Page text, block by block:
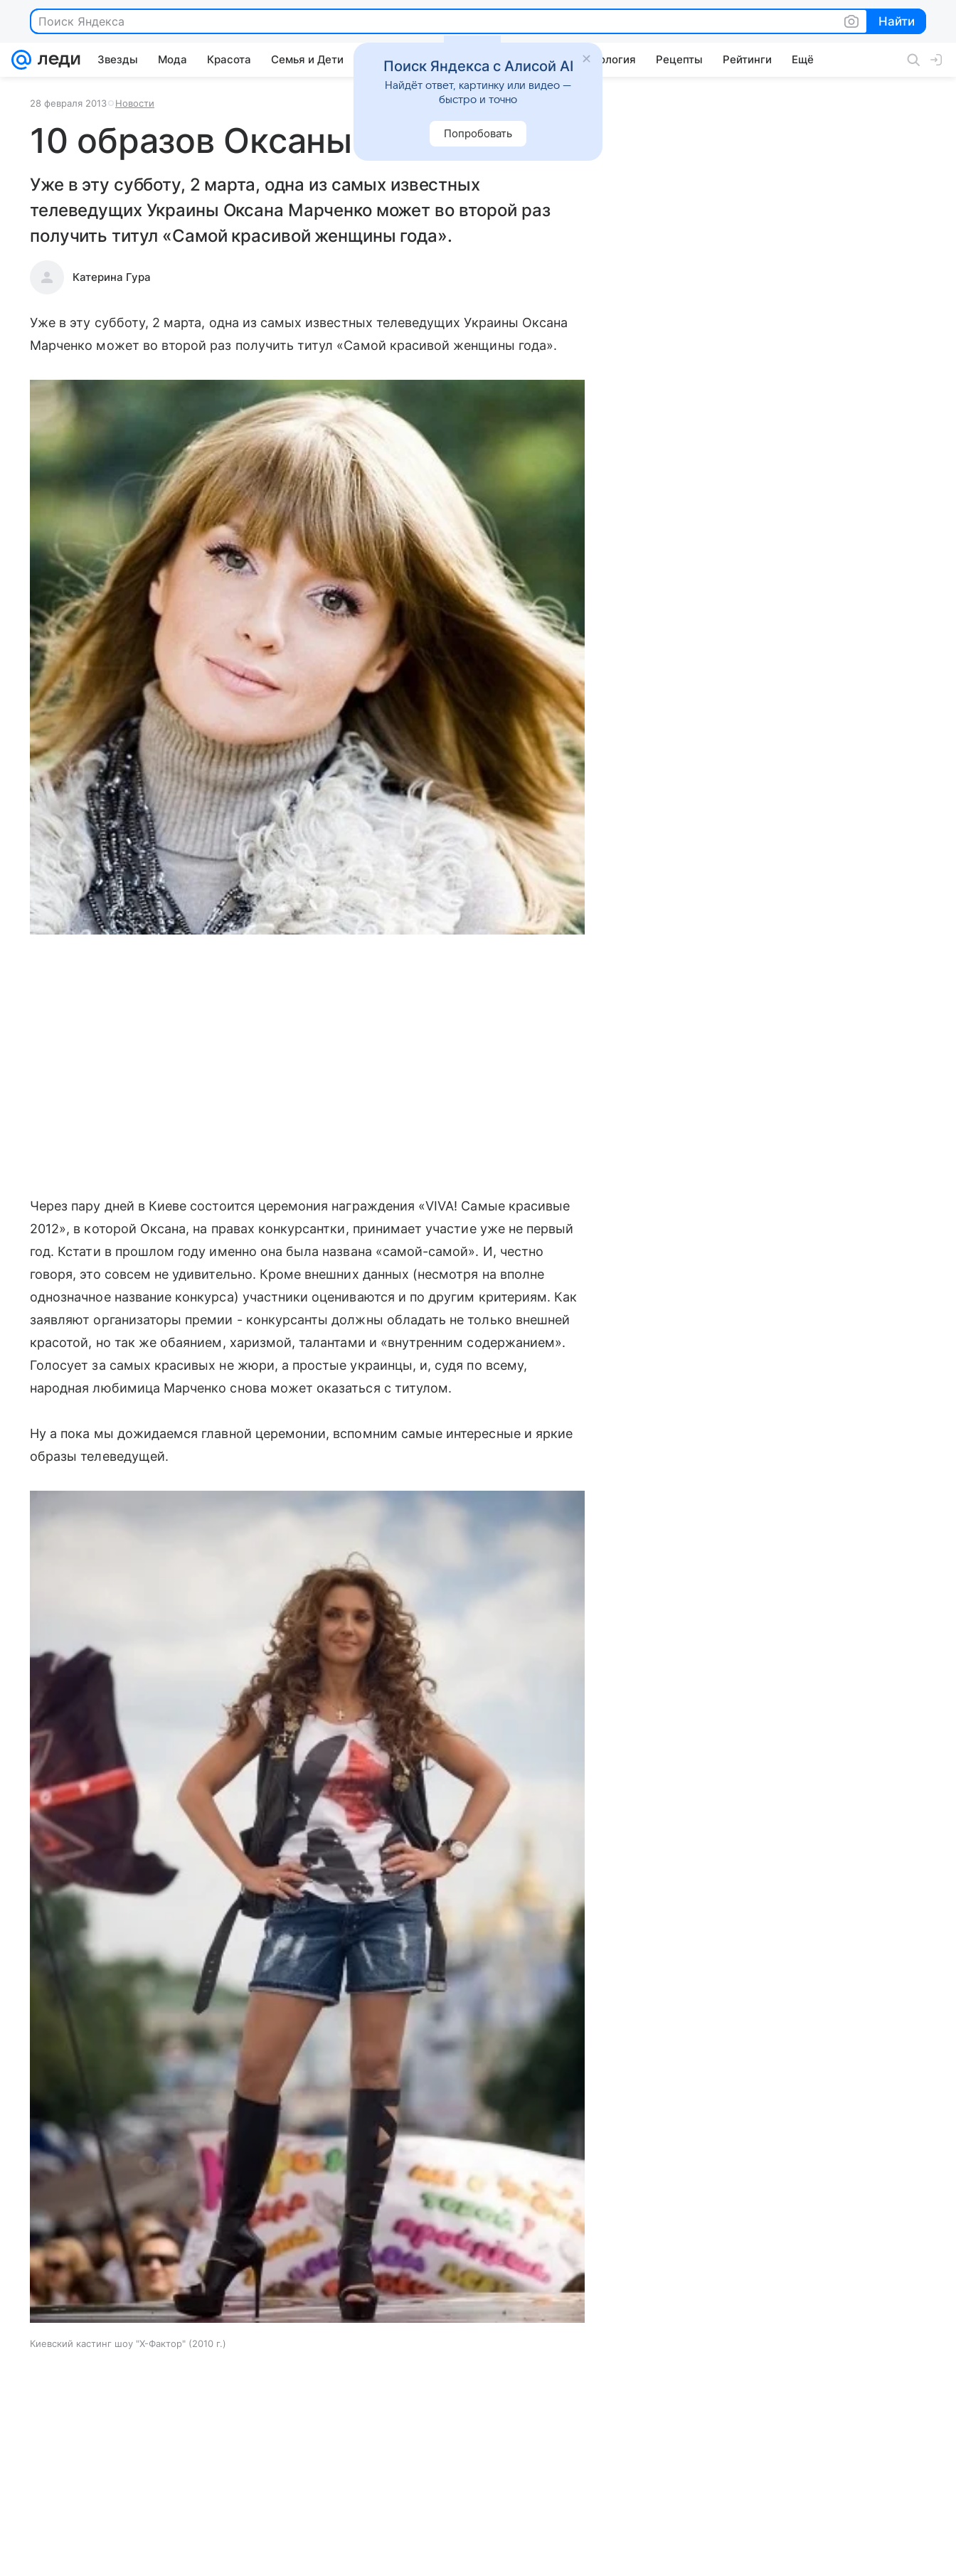
Поиск Яндекса Найти
Найти
Звезды Мода Красота Семья и Дети Дом Гороскопы Стиль жизни Психология Рецепты Рейтинги Ещё
28 февраля 2013 Новости
10 образов Оксаны Марченко
Уже в эту субботу, 2 марта, одна из самых известных
телеведущих Украины Оксана Марченко может во второй раз
получить титул «Самой красивой женщины года».
Катерина Гура
Уже в эту субботу, 2 марта, одна из самых известных телеведущих Украины Оксана
Марченко может во второй раз получить титул «Самой красивой женщины года».
Через пару дней в Киеве состоится церемония награждения «VIVA! Самые красивые
2012», в которой Оксана, на правах конкурсантки, принимает участие уже не первый
год. Кстати в прошлом году именно она была названа «самой-самой». И, честно
говоря, это совсем не удивительно. Кроме внешних данных (несмотря на вполне
однозначное название конкурса) участники оцениваются и по другим критериям. Как
заявляют организаторы премии - конкурсанты должны обладать не только внешней
красотой, но так же обаянием, харизмой, талантами и «внутренним содержанием».
Голосует за самых красивых не жюри, а простые украинцы, и, судя по всему,
народная любимица Марченко снова может оказаться с титулом.
Ну а пока мы дожидаемся главной церемонии, вспомним самые интересные и яркие
образы телеведущей.
Киевский кастинг шоу "Х-Фактор" (2010 г.)
Поиск Яндекса с Алисой AI
Найдёт ответ, картинку или видео —
быстро и точно
Попробовать